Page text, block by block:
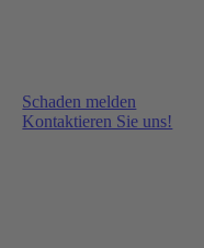
Schaden melden
Kontaktieren Sie uns!